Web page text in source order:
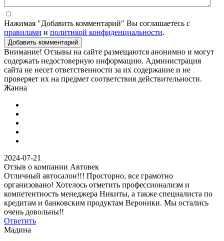
Нажимая "Добавить комментарий" Вы соглашаетесь с
правилами и политикой конфиденциальности.
Добавить комментарий
Внимание! Отзывы на сайте размещаются анонимно и могут
содержать недостоверную информацию. Администрация
сайта не несет ответственности за их содержание и не
проверяет их на предмет соответствия действительности.
Жанна
2024-07-21
Отзыв о компании Автовек
Отличный автосалон!!! Просторно, все грамотно
организовано! Хотелось отметить профессионализм и
компетентность менеджера Никиты, а также специалиста по
кредитам и банковским продуктам Вероники. Мы остались
очень довольны!!
Ответить
Мадина